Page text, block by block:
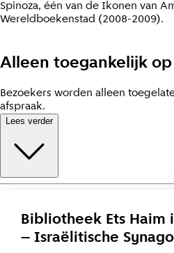
Spinoza, één van de Ikonen van
Wereldboekenstad (2008-2009).
Alleen toegankelijk
Bezoekers worden alleen
afspraak.
Lees verder
Bibliotheek Ets Haim
– Israëlitische